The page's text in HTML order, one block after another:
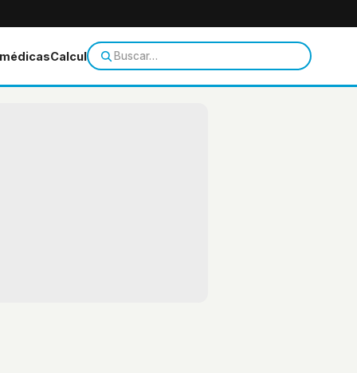
CalculadorasTemas de salud